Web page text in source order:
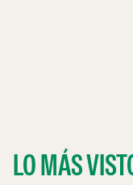
LO MÁS